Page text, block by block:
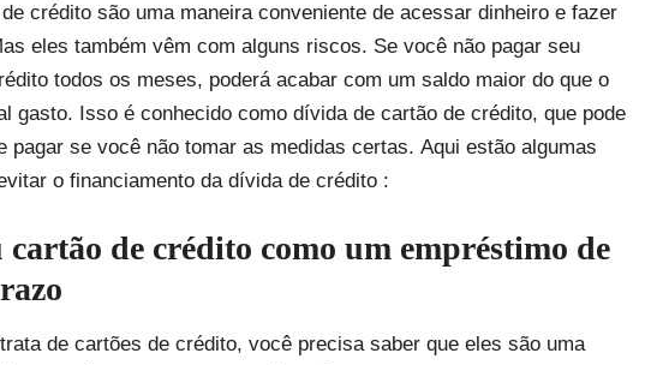
crédito são uma maneira conveniente de acessar dinheiro e fazer
eles também vêm com alguns riscos. Se você não pagar seu
todos os meses, poderá acabar com um saldo maior do que o
gasto. Isso é conhecido como dívida de cartão de crédito, que pode
pagar se você não tomar as medidas certas. Aqui estão algumas
o financiamento da dívida de crédito :
cartão de crédito como um empréstimo de
de cartões de crédito, você precisa saber que eles são uma